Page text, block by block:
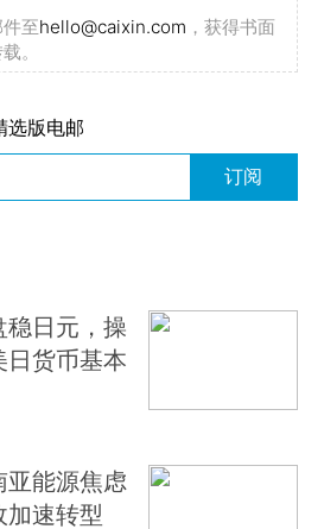
至hello@caixin.com ，获得书面
。
选版电邮
订阅
稳日元，操
日货币基本
亚能源焦虑
加速转型